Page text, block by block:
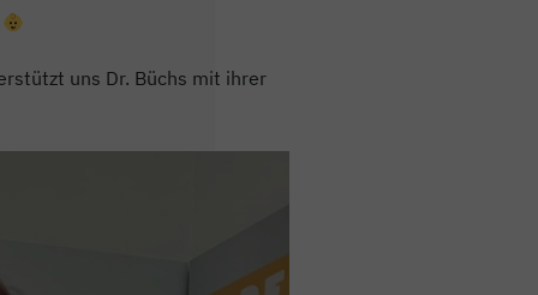
uns Dr. Büchs mit ihrer